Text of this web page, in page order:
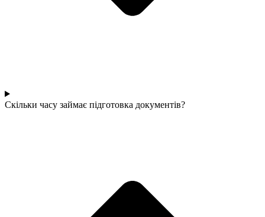
Скільки часу займає підготовка документів?